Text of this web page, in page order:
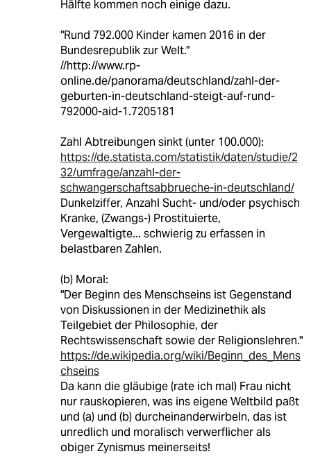
Hälfte kommen noch einige dazu.
"Rund 792.000 Kinder kamen 2016 in der
Bundesrepublik zur Welt."
//http://www.rp-
online.de/panorama/deutschland/zahl-der-
geburten-in-deutschland-steigt-auf-rund-
792000-aid-1.7205181
Zahl Abtreibungen sinkt (unter 100.000):
https://de.statista.com/statistik/daten/studie/2
32/umfrage/anzahl-der-
schwangerschaftsabbrueche-in-deutschland/
Dunkelziffer, Anzahl Sucht- und/oder psychisch
Kranke, (Zwangs-) Prostituierte,
Vergewaltigte... schwierig zu erfassen in
belastbaren Zahlen.
(b) Moral:
"Der Beginn des Menschseins ist Gegenstand
von Diskussionen in der Medizinethik als
Teilgebiet der Philosophie, der
Rechtswissenschaft sowie der Religionslehren."
https://de.wikipedia.org/wiki/Beginn_des_Mens
chseins
Da kann die gläubige (rate ich mal) Frau nicht
nur rauskopieren, was ins eigene Weltbild paßt
und (a) und (b) durcheinanderwirbeln, das ist
unredlich und moralisch verwerflicher als
obiger Zynismus meinerseits!